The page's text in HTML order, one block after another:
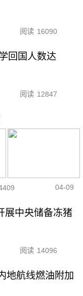
阅读 16090
回国人数达
阅读 12847
04-09
展中央储备冻猪
阅读 14096
地航线燃油附加